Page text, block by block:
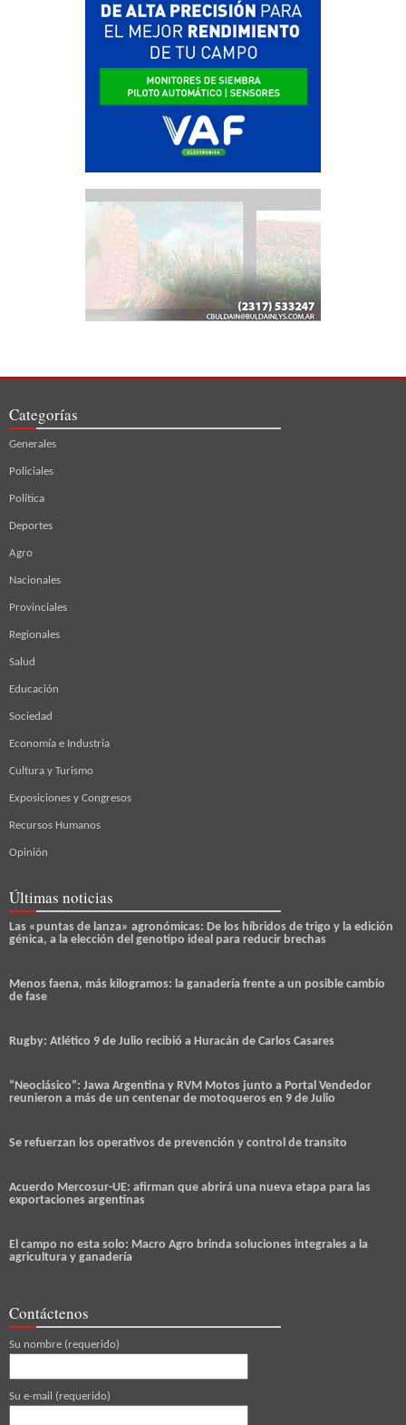
Categorías
Generales
Policiales
Política
Deportes
Agro
Nacionales
Provinciales
Regionales
Salud
Educación
Sociedad
Economía e Industria
Cultura y Turismo
Exposiciones y Congresos
Recursos Humanos
Opinión
Últimas noticias
Las «puntas de lanza» agronómicas: De los híbridos de trigo y la edición
génica, a la elección del genotipo ideal para reducir brechas
Menos faena, más kilogramos: la ganadería frente a un posible cambio
de fase
Rugby: Atlético 9 de Julio recibió a Huracán de Carlos Casares
“Neoclásico”: Jawa Argentina y RVM Motos junto a Portal Vendedor
reunieron a más de un centenar de motoqueros en 9 de Julio
Se refuerzan los operativos de prevención y control de transito
Acuerdo Mercosur-UE: afirman que abrirá una nueva etapa para las
exportaciones argentinas
El campo no esta solo: Macro Agro brinda soluciones integrales a la
agricultura y ganadería
Contáctenos
Su nombre (requerido)
Su e-mail (requerido)